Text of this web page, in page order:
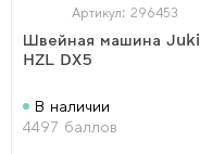
Артикул: 296453
Швейная машина Juki
HZL DX5
В наличии
4497 баллов